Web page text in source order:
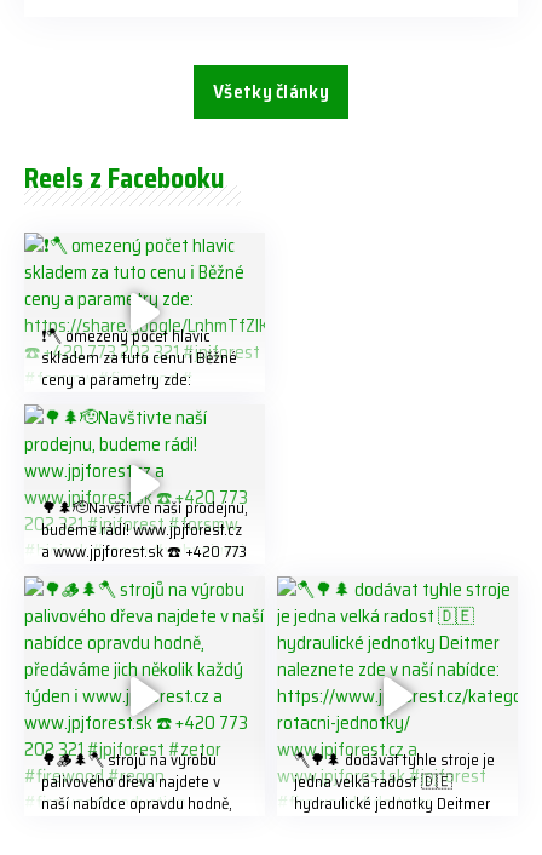
Všetky články
Reels z Facebooku
❗️🪓 omezený počet hlavic
skladem za tuto cenu ℹ️ Běžné
ceny a parametry zde:
K8W5t7i6o ☎️ +420 773 202
321 #jpjforest #forsmw
#firewood #
🌳🌲🫡Navštivte naší prodejnu,
budeme rádi! www.jpjforest.cz
a www.jpjforest.sk ☎️ +420 773
#biojack #regon #vahvajussi
🌳🪵🌲🪓 strojů na výrobu
palivového dřeva najdete v
naší nabídce opravdu hodně,
🪓🌳🌲 dodávat tyhle stroje je
jedna velká radost 🇩🇪
hydraulické jednotky Deitmer